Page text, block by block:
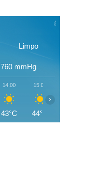
Limpo
760 mmHg
14:00
43°C
15:00
44°C
›